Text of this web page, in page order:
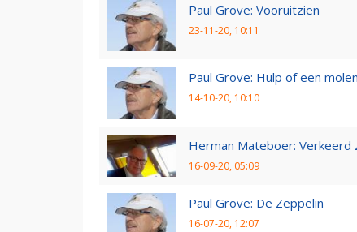
Paul Grove: Vooruitzien
23-11-20, 10:11
Paul Grove: Hulp of een
14-10-20, 10:10
Herman Mateboer: Verkeerd
16-09-20, 05:09
Paul Grove: De Zeppelin
16-07-20, 12:07